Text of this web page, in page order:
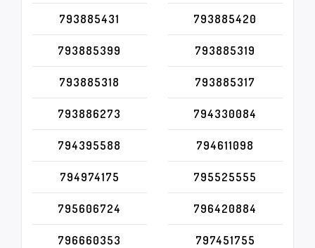
793885431 793885420
793885399 793885319
793885318 793885317
793886273 794330084
794395588 794611098
794974175 795525555
795606724 796420884
796660353 797451755